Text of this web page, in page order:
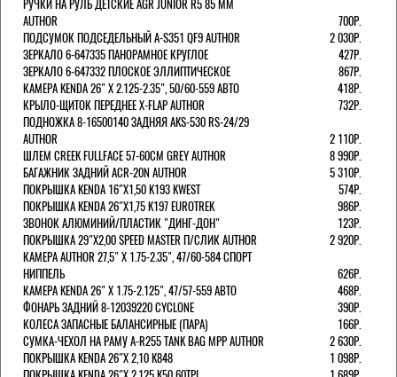
РУЧКИ НА РУЛЬ ДЕТСКИЕ AGR JUNIOR R5 85 ММ
AUTHOR
700Р.
ПОДСУМОК ПОДСЕДЕЛЬНЫЙ A-S351 QF9 AUTHOR
2 030Р.
ЗЕРКАЛО 6-647335 ПАНОРАМНОЕ КРУГЛОЕ
427Р.
ЗЕРКАЛО 6-647332 ПЛОСКОЕ ЭЛЛИПТИЧЕСКОЕ
867Р.
КАМЕРА KENDA 26" Х 2.125-2.35", 50/60-559 АВТО
418Р.
КРЫЛО-ЩИТОК ПЕРЕДНЕЕ X-FLAP AUTHOR
732Р.
ПОДНОЖКА 8-16500140 ЗАДНЯЯ AKS-530 RS-24/29
AUTHOR
2 110Р.
ШЛЕМ CREEK FULLFACE 57-60СМ GREY AUTHOR
8 990Р.
БАГАЖНИК ЗАДНИЙ ACR-20N AUTHOR
5 310Р.
ПОКРЫШКА KENDA 16"Х1,50 K193 KWEST
574Р.
ПОКРЫШКА KENDA 26"Х1,75 K197 EUROTREK
986Р.
ЗВОНОК АЛЮМИНИЙ/ПЛАСТИК "ДИНГ-ДОН"
123Р.
ПОКРЫШКА 29"Х2,00 SPEED MASTER П/СЛИК AUTHOR
2 920Р.
КАМЕРА AUTHOR 27,5" Х 1.75-2.35", 47/60-584 СПОРТ
НИППЕЛЬ
626Р.
КАМЕРА KENDA 26" Х 1.75-2.125", 47/57-559 АВТО
468Р.
ФОНАРЬ ЗАДНИЙ 8-12039220 CYCLONE
390Р.
КОЛЕСА ЗАПАСНЫЕ БАЛАНСИРНЫЕ (ПАРА)
166Р.
CУМКА-ЧЕХОЛ НА РАМУ A-R255 TANK BAG MPP AUTHOR
2 630Р.
ПОКРЫШКА KENDA 26"Х 2,10 K848
1 098Р.